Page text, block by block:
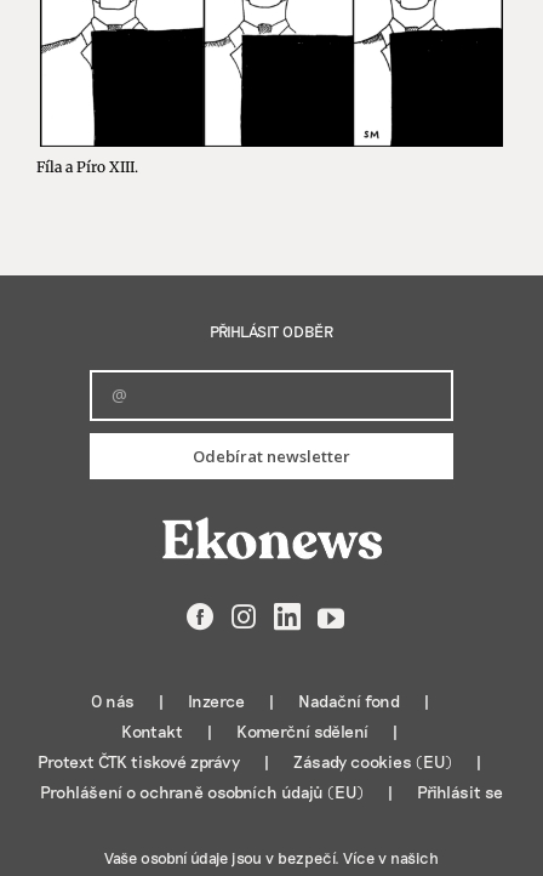
Fíla a Píro XIII.
PŘIHLÁSIT ODBĚR
Odebírat newsletter
FacebookInstagramLinkedIn
YouTube
O nás Inzerce
Nadační fond
Kontakt
Komerční sdělení
Protext ČTK tiskové zprávy
Zásady cookies (EU)
Prohlášení o ochraně osobních údajů (EU)
Přihlásit se
Vaše osobní údaje jsou v bezpečí. Více v našich